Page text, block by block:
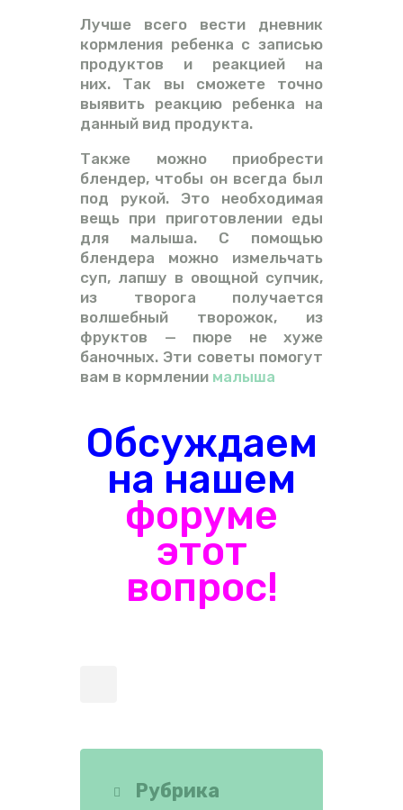
Лучше всего вести дневник
кормления ребенка с записью
продуктов и реакцией на
них. Так вы сможете точно
выявить реакцию ребенка на
данный вид продукта.
Также можно приобрести
блендер, чтобы он всегда был
под рукой. Это необходимая
вещь при приготовлении еды
для малыша. С помощью
блендера можно измельчать
суп, лапшу в овощной супчик,
из творога получается
волшебный творожок, из
фруктов — пюре не хуже
баночных. Эти советы помогут
вам в кормлении малыша
Обсуждаем
на нашем
форуме
этот
вопрос!
Рубрика